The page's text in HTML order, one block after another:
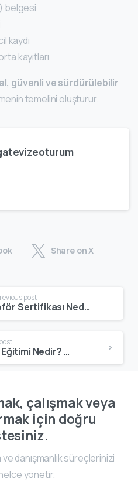
belgesi
kaydı
kayıtları
güvenli ve sürdürülebilir
temelini oluşturur.
Share on X
post
AB Geçerli Şoför Sertifikası Nedir? Avrupa’da Çalışma Şartları
İspanya Şoför Dil Eğitimi Nedir? Ticari Sürücüler İçin Dil Şartları
çalışmak veya
için doğru
danışmanlık süreçlerinizi
yönetir.